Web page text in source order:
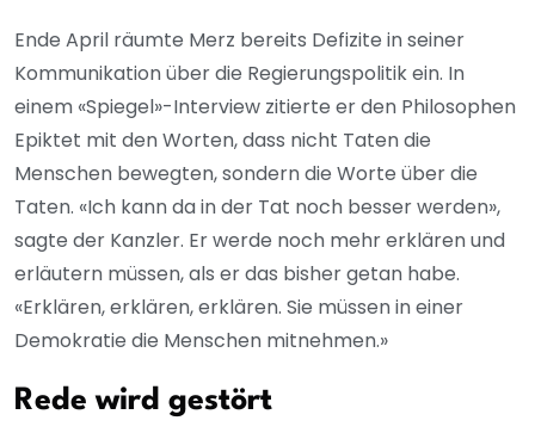
Ende April räumte Merz bereits Defizite in seiner
Kommunikation über die Regierungspolitik ein. In
einem «Spiegel»-Interview zitierte er den Philosophen
Epiktet mit den Worten, dass nicht Taten die
Menschen bewegten, sondern die Worte über die
Taten. «Ich kann da in der Tat noch besser werden»,
sagte der Kanzler. Er werde noch mehr erklären und
erläutern müssen, als er das bisher getan habe.
«Erklären, erklären, erklären. Sie müssen in einer
Demokratie die Menschen mitnehmen.»
Rede wird gestört